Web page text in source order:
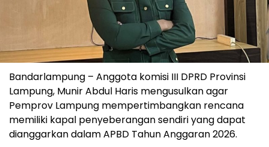
Bandarlampung – Anggota komisi III DPRD Provinsi
Lampung, Munir Abdul Haris mengusulkan agar
Pemprov Lampung mempertimbangkan rencana
memiliki kapal penyeberangan sendiri yang dapat
dianggarkan dalam APBD Tahun Anggaran 2026.